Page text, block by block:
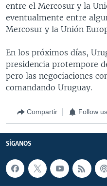
entre el Mercosur y la
eventualmente entre
Mercosur y la Unión
En los próximos días,
presidencia protempore
pero las negociaciones
comandando Uruguay.
Compartir Follow us
SÍGANOS